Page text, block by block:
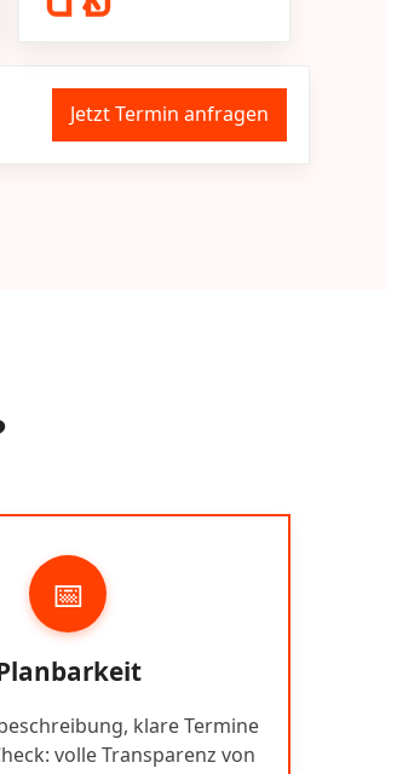
Jetzt Termin anfragen
📅
klare Termine
volle Transparenz von